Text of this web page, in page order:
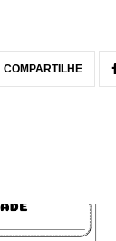
COMPARTILHE